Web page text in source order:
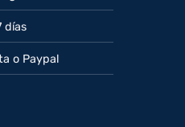
días
o Paypal